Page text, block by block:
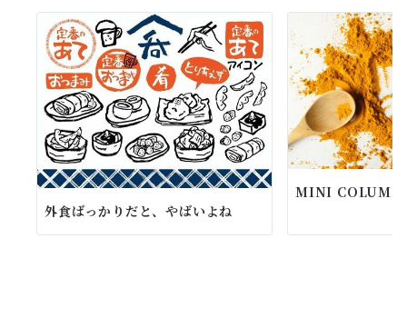
外食ばっかりだと、やばいよね
MINI COLUMN